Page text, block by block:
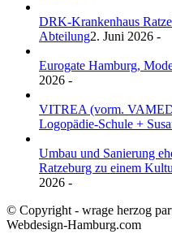
DRK-Krankenhaus
Abteilung2. Juni 2026 -
Eurogate Hamburg,
2026 -
VITREA (vorm.
Logopädie-Schule +
Umbau und Sanierung
Ratzeburg zu einem
2026 -
© Copyright - wrage herzog
Webdesign-Hamburg.com